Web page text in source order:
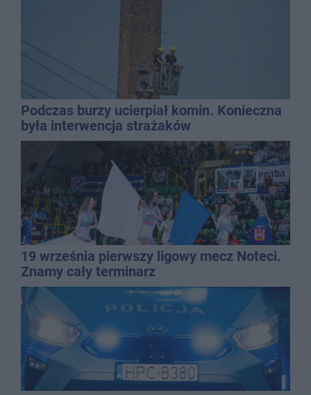
Podczas burzy ucierpiał komin. Konieczna
była interwencja strażaków
19 września pierwszy ligowy mecz Noteci.
Znamy cały terminarz